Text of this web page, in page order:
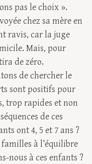
pas le choix ».
chez sa mère en
ravis, car la juge
Mais, pour
de zéro.
de chercher le
sont positifs pour
trop rapides et non
de ces
ont 4, 5 et 7 ans ?
à l’équilibre
nous à ces enfants ?